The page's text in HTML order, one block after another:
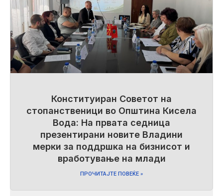
Конституиран Советот на
стопанственици во Општина Кисела
Вода: На првата седница
презентирани новите Владини
мерки за поддршка на бизнисот и
вработување на млади
ПРОЧИТАЈТЕ ПОВЕЌЕ »